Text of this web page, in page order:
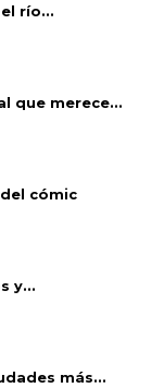
río...
que merece...
cómic
y...
más...